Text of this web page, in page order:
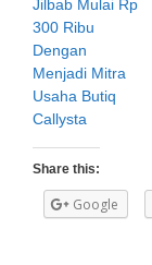
Jilbab Mulai Rp
300 Ribu
Dengan
Menjadi Mitra
Usaha Butiq
Callysta
Share this:
Google